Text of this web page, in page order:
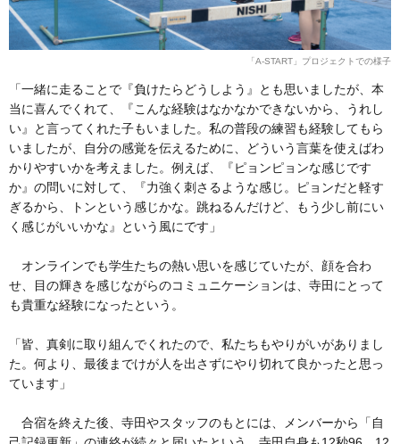
「A-START」プロジェクトでの様子
「一緒に走ることで『負けたらどうしよう』とも思いましたが、本
当に喜んでくれて、『こんな経験はなかなかできないから、うれし
い』と言ってくれた子もいました。私の普段の練習も経験してもら
いましたが、自分の感覚を伝えるために、どういう言葉を使えばわ
かりやすいかを考えました。例えば、『ピョンピョンな感じです
か』の問いに対して、『力強く刺さるような感じ。ピョンだと軽す
ぎるから、トンという感じかな。跳ねるんだけど、もう少し前にい
く感じがいいかな』という風にです」
オンラインでも学生たちの熱い思いを感じていたが、顔を合わ
せ、目の輝きを感じながらのコミュニケーションは、寺田にとって
も貴重な経験になったという。
「皆、真剣に取り組んでくれたので、私たちもやりがいがありまし
た。何より、最後までけが人を出さずにやり切れて良かったと思っ
ています」
合宿を終えた後、寺田やスタッフのもとには、メンバーから「自